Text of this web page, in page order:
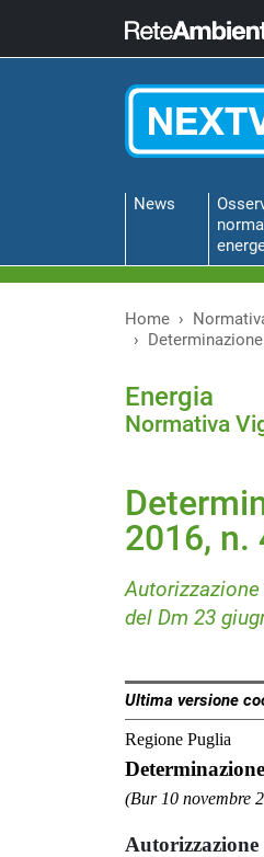
News
Home
Energia
Normativa
2016, n.
del Dm 23
Ultima versione
Regione Puglia
(Bur 10 novembre
Autorizzazione